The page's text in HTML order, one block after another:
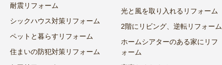
耐震リフォーム
シックハウス対策リフォーム
ペットと暮らすリフォーム
住まいの防犯対策リフォーム
光と風を取り入れるリフォーム
2階にリビング、逆転リフォーム
ホームシアターのある家にリフ
ォーム